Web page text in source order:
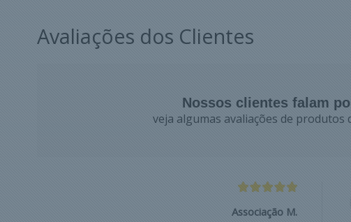
Avaliações dos Clientes
Nossos clientes falam
veja algumas avaliações de produtos
Associação M.